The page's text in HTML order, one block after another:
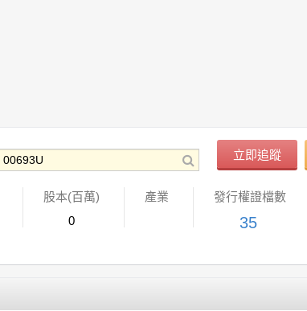
立即追蹤
股本(百萬)
0
產業 發行權證檔數
35